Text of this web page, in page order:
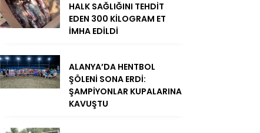
HALK SAĞLIĞINI TEHDİT
EDEN 300 KİLOGRAM ET
İMHA EDİLDİ
ALANYA’DA HENTBOL
ŞÖLENİ SONA ERDİ:
ŞAMPİYONLAR KUPALARINA
KAVUŞTU